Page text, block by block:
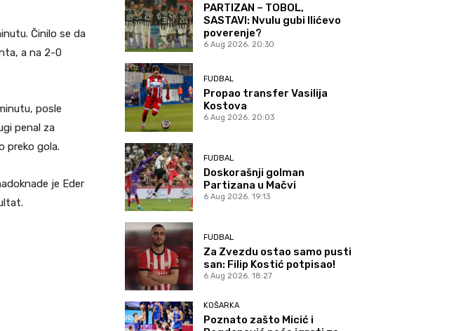
Činilo se da
a na 2-0
posle
penal za
preko gola.
je Eder
PARTIZAN – TOBOL,
SASTAVI: Nvulu gubi Ilićevo
poverenje?
6 Aug 2026. 20:30
FUDBAL
Propao transfer Vasilija
Kostova
6 Aug 2026. 20:03
FUDBAL
Doskorašnji golman
Partizana u Mačvi
6 Aug 2026. 19:13
FUDBAL
Za Zvezdu ostao samo pusti
san: Filip Kostić potpisao!
6 Aug 2026. 18:27
KOŠARKA
Poznato zašto Micić i